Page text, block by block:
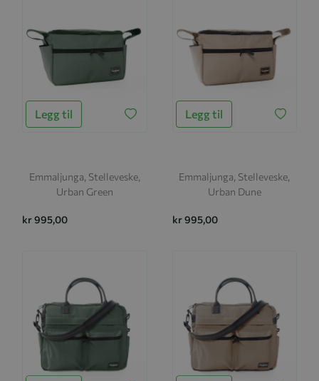
Legg til
Emmaljunga, Stelleveske,
Urban Green
kr 995,00
Legg til
Emmaljunga, Stelleveske,
Urban Dune
kr 995,00